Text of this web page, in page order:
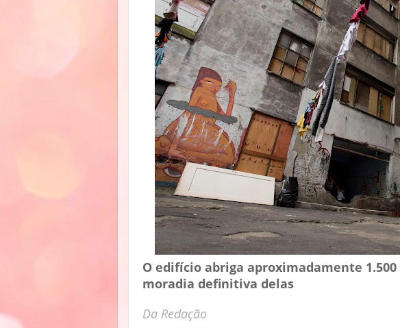
O edifício abriga aproximadamente
moradia definitiva delas
Da Redação